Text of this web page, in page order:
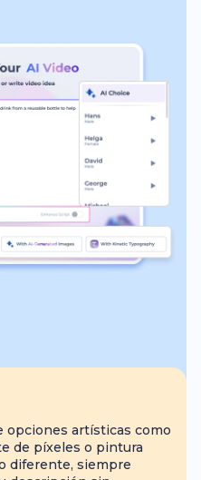
opciones artísticas como
de píxeles o pintura
diferente, siempre